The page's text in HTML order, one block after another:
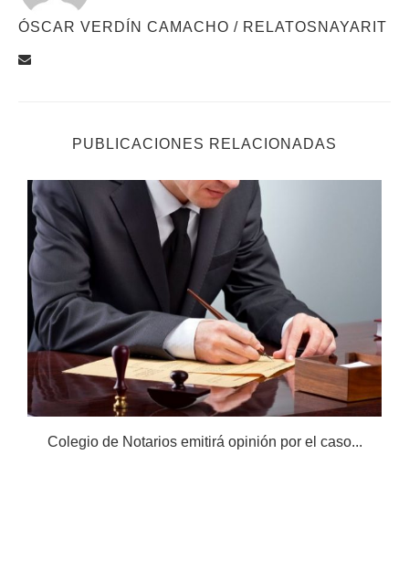
ÓSCAR VERDÍN CAMACHO / RELATOSNAYARIT
PUBLICACIONES RELACIONADAS
Colegio de Notarios emitirá opinión por el caso...